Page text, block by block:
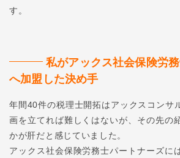
す。
私がアックス社会保険労
へ加盟した決め手
年間40件の税理士開拓はアックスコンサ
画を立てれば難しくはないが、その先の
かが肝だと感じていました。
アックス社会保険労務士パートナーズには